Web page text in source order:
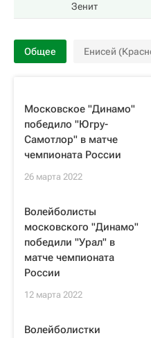
Зенит
Общее Енисей
Московское "Динамо"
победило "Югру-
Самотлор" в матче
чемпионата России
26 марта 2022
Волейболисты
московского "Динамо"
победили "Урал" в
матче чемпионата
России
12 марта 2022
Волейболистки